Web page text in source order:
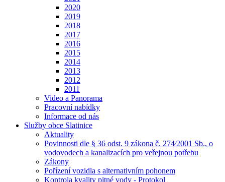
2020
2019
2018
2017
2016
2015
2014
2013
2012
2011
Video a Panorama
Pracovní nabídky
Informace od nás
Služby obce Slatinice
Aktuality
Povinnosti dle § 36 odst. 9 zákona č. 274⁄2001 Sb., o
vodovodech a kanalizacích pro veřejnou potřebu
Zákony
Pořízení vozidla s alternativním pohonem
Kontrola kvality pitné vody - Protokol